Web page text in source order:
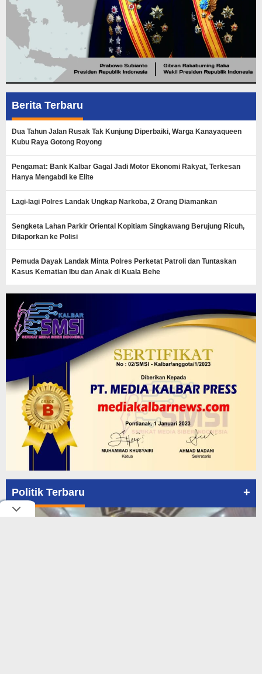
Berita Terbaru
Dua Tahun Jalan Rusak Tak Kunjung Diperbaiki, Warga Kanayaqueen
Kubu Raya Gotong Royong
Pengamat: Bank Kalbar Gagal Jadi Motor Ekonomi Rakyat, Terkesan
Hanya Mengabdi ke Elite
Lagi-lagi Polres Landak Ungkap Narkoba, 2 Orang Diamankan
Sengketa Lahan Parkir Oriental Kopitiam Singkawang Berujung Ricuh,
Dilaporkan ke Polisi
Pemuda Dayak Landak Minta Polres Perketat Patroli dan Tuntaskan
Kasus Kematian Ibu dan Anak di Kuala Behe
Politik Terbaru +